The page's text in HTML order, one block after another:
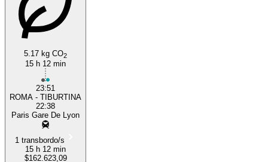
5.17 kg CO2
15 h 12 min
23:51
ROMA - TIBURTINA
22:38
Paris Gare De Lyon
1 transbordo/s
15 h 12 min
$162.623,09